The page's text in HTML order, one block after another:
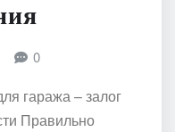
0
гаража – залог
Правильно